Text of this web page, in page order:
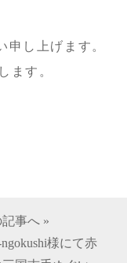
申し上げます。
ます。
事へ »
ngokushi様にて赤